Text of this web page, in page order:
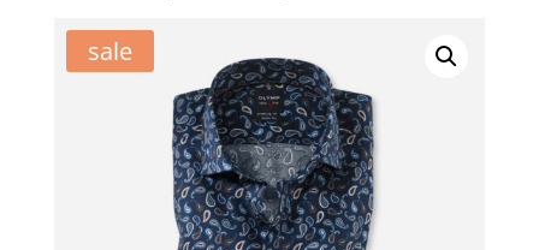
sale